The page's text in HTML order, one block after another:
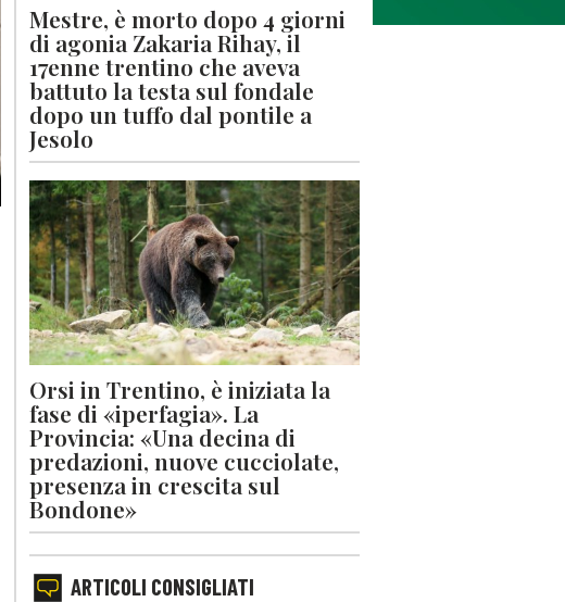
Mestre, è morto dopo 4 giorni
di agonia Zakaria Rihay, il
17enne trentino che aveva
battuto la testa sul fondale
dopo un tuffo dal pontile a
Jesolo
Orsi in Trentino, è iniziata la
fase di «iperfagia». La
Provincia: «Una decina di
predazioni, nuove cucciolate,
presenza in crescita sul
Bondone»
ARTICOLI CONSIGLIATI